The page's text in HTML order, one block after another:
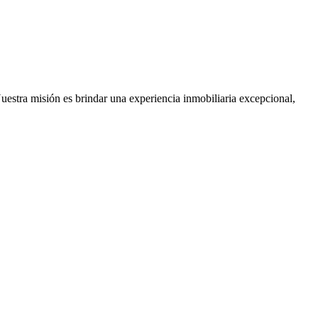
misión es brindar una experiencia inmobiliaria excepcional,